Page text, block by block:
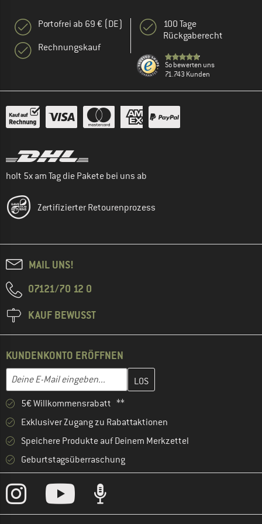
Portofrei ab 69 € (DE)
Rechnungskauf
100 Tage
Rückgaberecht
So bewerten uns
71.743 Kunden
holt 5x am Tag die Pakete bei uns ab
Zertifizierter Retourenprozess
MAIL UNS!
07121/70 12 0
KAUF BEWUSST
KUNDENKONTO ERÖFFNEN
E-Mail-Adresse
Gib hier deine E-Mail-Adresse ein und erstelle im nächsten
5€ Willkommensrabatt **
Exklusiver Zugang zu Rabattaktionen
Speichere Produkte auf Deinem Merkzettel
Geburtstagsüberraschung